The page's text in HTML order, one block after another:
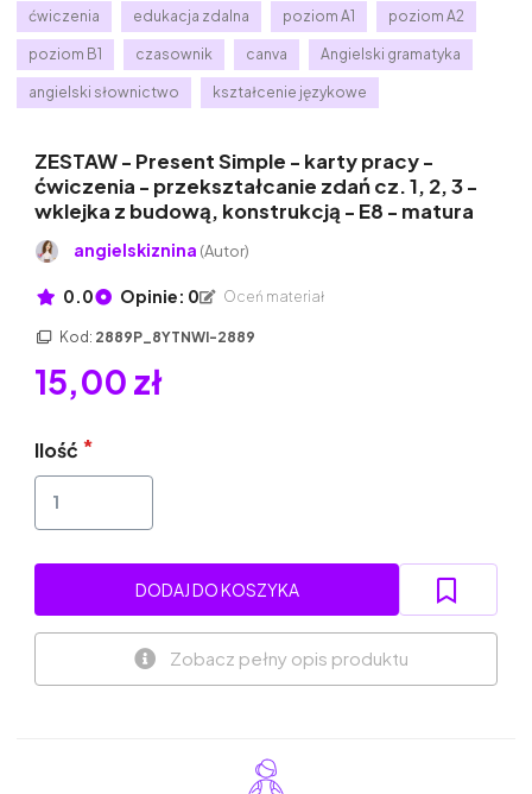
ćwiczenia edukacja zdalna poziom A1 poziom A2
poziom B1 czasownik canva Angielski gramatyka
angielski słownictwo kształcenie językowe
ZESTAW - Present Simple - karty pracy -
ćwiczenia - przekształcanie zdań cz. 1, 2, 3 -
wklejka z budową, konstrukcją - E8 - matura
angielskiznina (Autor)
0.0 Opinie: 0 Oceń materiał
Kod: 2889P_8YTNWI-2889
15,00 zł
Ilość
DODAJ DO KOSZYKA
Zobacz pełny opis produktu